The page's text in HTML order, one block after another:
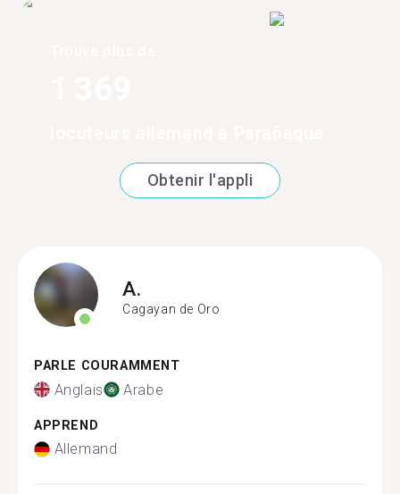
Obtenir l'appli
A.
Cagayan de Oro
PARLE COURAMMENT
Anglais Arabe
APPREND
Allemand